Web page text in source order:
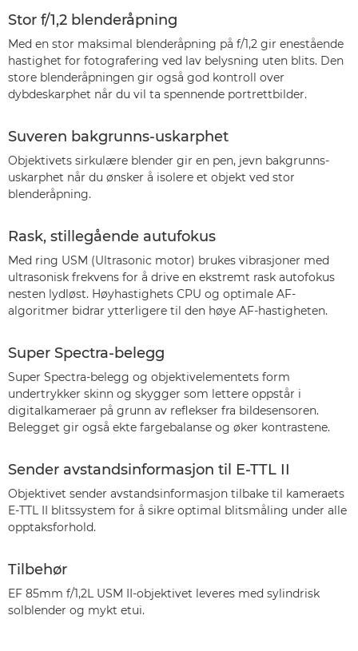
Stor f/1,2 blenderåpning
Med en stor maksimal blenderåpning på f/1,2 gir enestående
hastighet for fotografering ved lav belysning uten blits. Den
store blenderåpningen gir også god kontroll over
dybdeskarphet når du vil ta spennende portrettbilder.
Suveren bakgrunns-uskarphet
Objektivets sirkulære blender gir en pen, jevn bakgrunns-
uskarphet når du ønsker å isolere et objekt ved stor
blenderåpning.
Rask, stillegående autufokus
Med ring USM (Ultrasonic motor) brukes vibrasjoner med
ultrasonisk frekvens for å drive en ekstremt rask autofokus
nesten lydløst. Høyhastighets CPU og optimale AF-
algoritmer bidrar ytterligere til den høye AF-hastigheten.
Super Spectra-belegg
Super Spectra-belegg og objektivelementets form
undertrykker skinn og skygger som lettere oppstår i
digitalkameraer på grunn av reflekser fra bildesensoren.
Belegget gir også ekte fargebalanse og øker kontrastene.
Sender avstandsinformasjon til E-TTL II
Objektivet sender avstandsinformasjon tilbake til kameraets
E-TTL II blitssystem for å sikre optimal blitsmåling under alle
opptaksforhold.
Tilbehør
EF 85mm f/1,2L USM II-objektivet leveres med sylindrisk
solblender og mykt etui.